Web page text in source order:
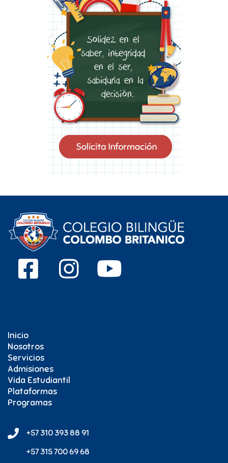
Inicio
Nosotros
Servicios
Admisiones
Vida Estudiantil
Plataformas
Programas
+57 310 393 88 91
+57 315 700 69 68